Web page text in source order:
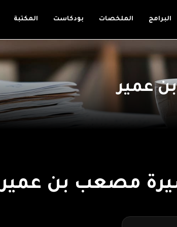
البرامج الملخصات بودكاست المكتبة
عمير
مصعب بن عمير